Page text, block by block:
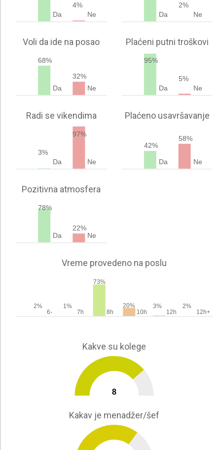
Da
4%
Ne
Da
2%
Ne
Voli da ide na posao
68%
Da
32%
Ne
Plaćeni putni troškovi
95%
Da
5%
Ne
Radi se vikendima
3%
Da
97%
Ne
Plaćeno usavršavanje
42%
Da
58%
Ne
Pozitivna atmosfera
78%
Da
22%
Ne
Vreme provedeno na poslu
2%
6-
1%
7h
73%
8h
20%
10h
3%
12h
2%
12h+
Kakve su kolege
8
Kakav je menadžer/šef